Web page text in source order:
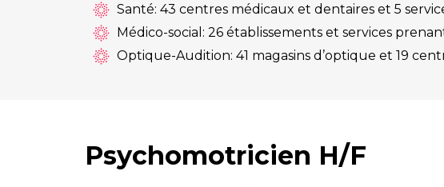
Santé: 43 centres médicaux et dentaires et 5
Médico-social: 26 établissements et services
Optique-Audition: 41 magasins d’optique et 19
Psychomotricien H/F